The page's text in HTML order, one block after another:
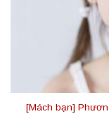
[Mách bạn]